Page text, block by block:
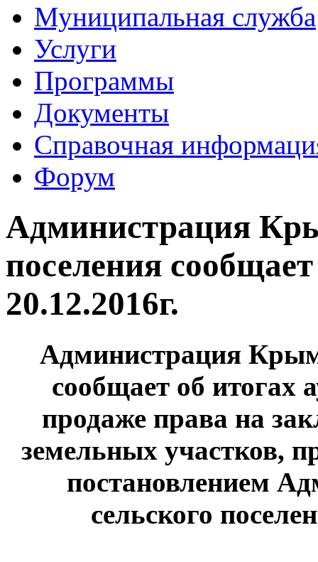
Муниципальная служба
Услуги
Программы
Документы
Справочная
Форум
Администрация
поселения
20.12.2016г.
Администрация
сообщает об итогах
продаже права на
земельных участков,
постановлением
сельского